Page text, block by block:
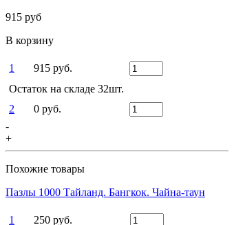
915 руб
В корзину
1
915 руб.
Остаток на складе 32шт.
2
0 руб.
-
+
Похожие товары
Пазлы 1000 Тайланд. Бангкок. Чайна-таун
1
250 руб.